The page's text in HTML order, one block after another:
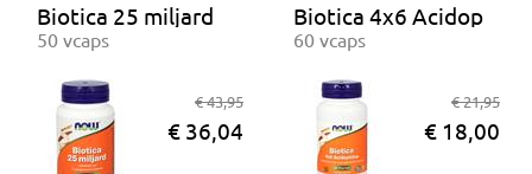
Biotica 25 miljard
50 vcaps
€ 43,95
€ 36,04
Biotica 4x6 Acidophilus
60 vcaps
€ 21,95
€ 18,00